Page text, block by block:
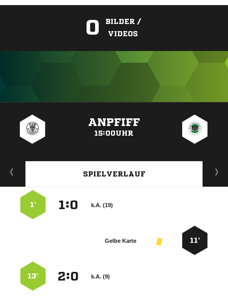
0
BILDER /
VIDEOS
ANPFIFF
15:00UHR
SPIELVERLAUF
k.A. (19)
:
1’
11’
Gelbe Karte
k.A. (9)
:
13’